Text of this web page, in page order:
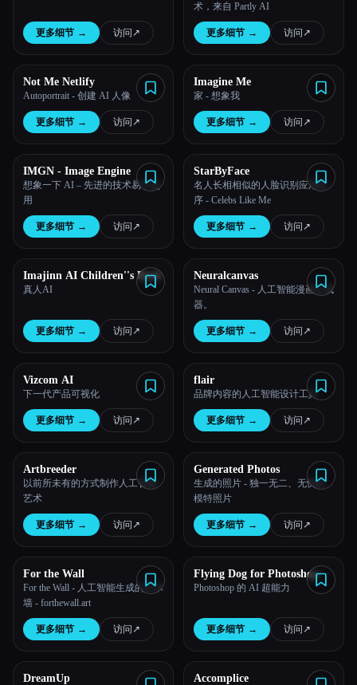
更多细节 → 访问 ↗︎
术，来自 Partly AI
更多细节 → 访问 ↗︎
Not Me Netlify
Autoportrait - 创建 AI 人像
更多细节 → 访问 ↗︎
Imagine Me
家 - 想象我
更多细节 → 访问 ↗︎
IMGN - Image Engine
想象一下 AI – 先进的技术易于使
用
更多细节 → 访问 ↗︎
StarByFace
名人长相相似的人脸识别应用程
序 - Celebs Like Me
更多细节 → 访问 ↗︎
Imajinn AI Children''s Book
真人AI
更多细节 → 访问 ↗︎
Neuralcanvas
Neural Canvas - 人工智能漫画生成
器。
更多细节 → 访问 ↗︎
Vizcom AI
下一代产品可视化
更多细节 → 访问 ↗︎
flair
品牌内容的人工智能设计工具
更多细节 → 访问 ↗︎
Artbreeder
以前所未有的方式制作人工智能
艺术
更多细节 → 访问 ↗︎
Generated Photos
生成的照片 - 独一无二、无忧的
模特照片
更多细节 → 访问 ↗︎
For the Wall
For the Wall - 人工智能生成的艺术
墙 - forthewall.art
更多细节 → 访问 ↗︎
Flying Dog for Photoshop
Photoshop 的 AI 超能力
更多细节 → 访问 ↗︎
DreamUp Accomplice